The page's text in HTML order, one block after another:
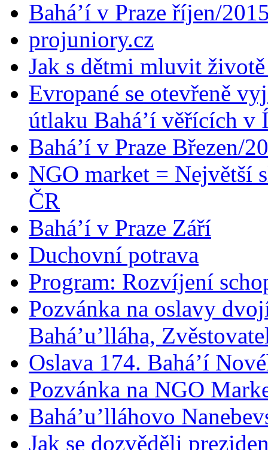
Bahá’í v Praze říjen/
projuniory.cz
Jak s dětmi mluvit
Evropané se otevřeně
útlaku Bahá’í věřících v
Bahá’í v Praze Březen/
NGO market = Největší
ČR
Bahá’í v Praze Září
Duchovní potrava
Program: Rozvíjení
Pozvánka na oslavy
Bahá’u’lláha,
Oslava 174. Bahá’í
Pozvánka na NGO
Bahá’u’lláhovo
Jak se dozvěděli